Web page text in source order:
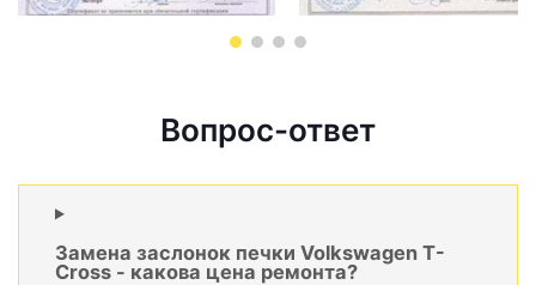
Вопрос-ответ
Замена заслонок печки Volkswagen T-
Cross - какова цена ремонта?